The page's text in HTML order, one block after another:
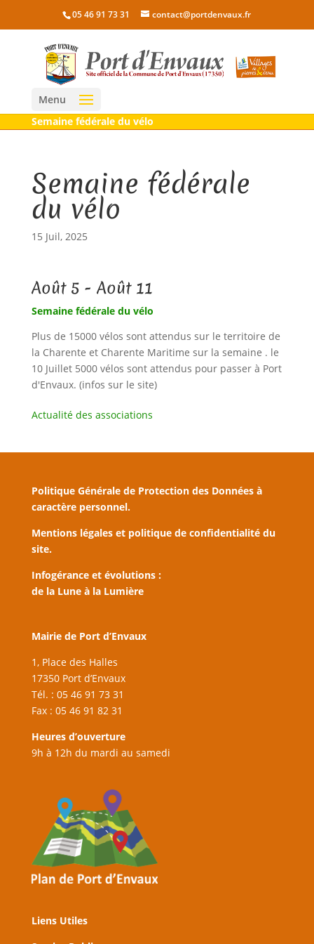
05 46 91 73 31 contact@portdenvaux.fr
Menu
Semaine fédérale du vélo
Semaine fédérale
du vélo
15 Juil, 2025
Août 5 - Août 11
Semaine fédérale du vélo
Plus de 15000 vélos sont attendus sur le territoire de
la Charente et Charente Maritime sur la semaine . le
10 Juillet 5000 vélos sont attendus pour passer à Port
d'Envaux. (infos sur le site)
Actualité des associations
Politique Générale de Protection des Données à
caractère personnel.
Mentions légales et politique de confidentialité du
site.
Infogérance et évolutions :
de la Lune à la Lumière
Mairie de Port d’Envaux
1, Place des Halles
17350 Port d’Envaux
Tél. : 05 46 91 73 31
Fax : 05 46 91 82 31
Heures d’ouverture
9h à 12h du mardi au samedi
Liens Utiles